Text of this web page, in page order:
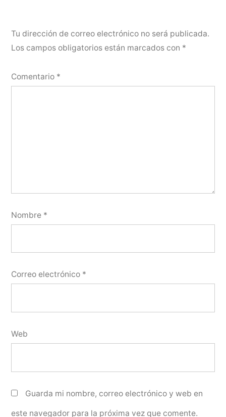
Tu dirección de correo electrónico no será publicada.
Los campos obligatorios están marcados con *
Comentario *
Nombre *
Correo electrónico *
Web
Guarda mi nombre, correo electrónico y web en
este navegador para la próxima vez que comente.